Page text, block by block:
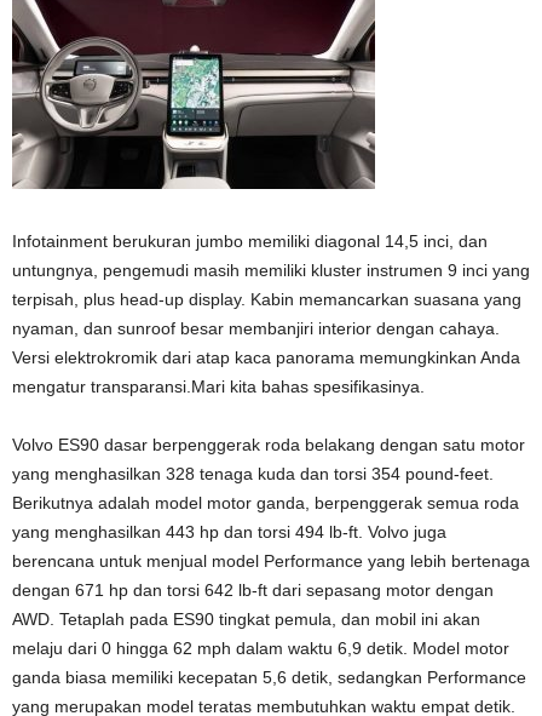
Infotainment berukuran jumbo memiliki diagonal 14,5 inci, dan
untungnya, pengemudi masih memiliki kluster instrumen 9 inci yang
terpisah, plus head-up display. Kabin memancarkan suasana yang
nyaman, dan sunroof besar membanjiri interior dengan cahaya.
Versi elektrokromik dari atap kaca panorama memungkinkan Anda
mengatur transparansi.Mari kita bahas spesifikasinya.
Volvo ES90 dasar berpenggerak roda belakang dengan satu motor
yang menghasilkan 328 tenaga kuda dan torsi 354 pound-feet.
Berikutnya adalah model motor ganda, berpenggerak semua roda
yang menghasilkan 443 hp dan torsi 494 lb-ft. Volvo juga
berencana untuk menjual model Performance yang lebih bertenaga
dengan 671 hp dan torsi 642 lb-ft dari sepasang motor dengan
AWD. Tetaplah pada ES90 tingkat pemula, dan mobil ini akan
melaju dari 0 hingga 62 mph dalam waktu 6,9 detik. Model motor
ganda biasa memiliki kecepatan 5,6 detik, sedangkan Performance
yang merupakan model teratas membutuhkan waktu empat detik.